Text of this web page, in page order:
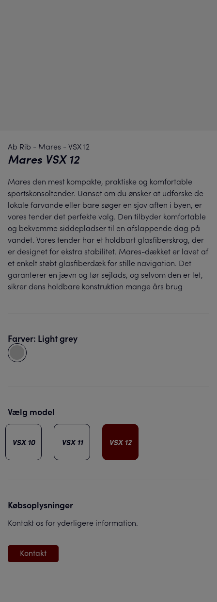
Ab Rib - Mares -VSX 12
Mares VSX 12
Mares den mest kompakte, praktiske og komfortable
sportskonsoltender. Uanset om du ønsker at udforske de
lokale farvande eller bare søger en sjov aften i byen, er
vores tender det perfekte valg. Den tilbyder komfortable
og bekvemme siddepladser til en afslappende dag på
vandet. Vores tender har et holdbart glasfiberskrog, der
er designet for ekstra stabilitet. Mares-dækket er lavet af
et enkelt støbt glasfiberdæk for stille navigation. Det
garanterer en jævn og tør sejlads, og selvom den er let,
sikrer dens holdbare konstruktion mange års brug
Farver: Light grey
Vælg model
VSX 10 VSX 11 VSX 12
Købsoplysninger
Kontakt os for yderligere information.
Kontakt